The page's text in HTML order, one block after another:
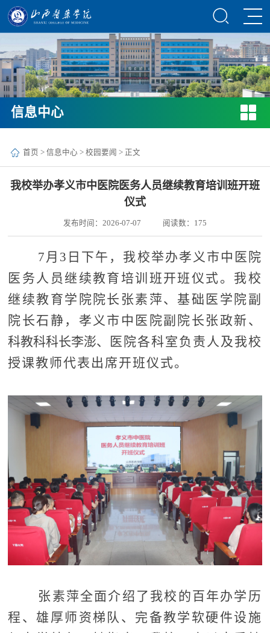
信息中心
首页 > 信息中心 > 校园要闻 > 正文
我校举办孝义市中医院医务人员继续教育培训班开班
仪式
发布时间：2026-07-07 阅读数： 175
7月3日下午，我校举办孝义市中医院
医务人员继续教育培训班开班仪式。我校
继续教育学院院长张素萍、基础医学院副
院长石静，孝义市中医院副院长张政新、
科教科科长李澎、
医院各科室负责人及我校
授课教师代表出席开班仪式。
张素萍全面介绍了我校的百年办学历
程、雄厚师资梯队、完备教学软硬件设施